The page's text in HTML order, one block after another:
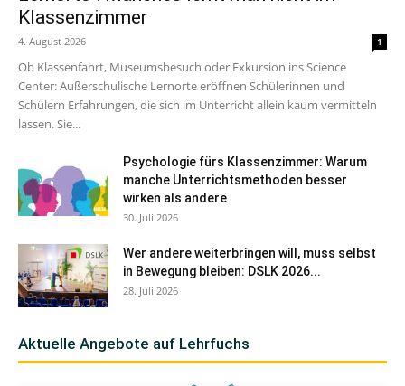
Klassenzimmer
4. August 2026 1
Ob Klassenfahrt, Museumsbesuch oder Exkursion ins Science
Center: Außerschulische Lernorte eröffnen Schülerinnen und
Schülern Erfahrungen, die sich im Unterricht allein kaum vermitteln
lassen. Sie...
Psychologie fürs Klassenzimmer: Warum
manche Unterrichtsmethoden besser
wirken als andere
30. Juli 2026
Wer andere weiterbringen will, muss selbst
in Bewegung bleiben: DSLK 2026...
28. Juli 2026
Aktuelle Angebote auf Lehrfuchs